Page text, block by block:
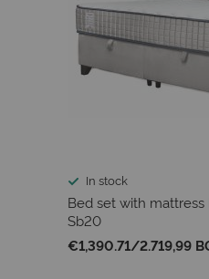
In stock
Bed set with mattress
Sb20
€1,390.71/2.719,99